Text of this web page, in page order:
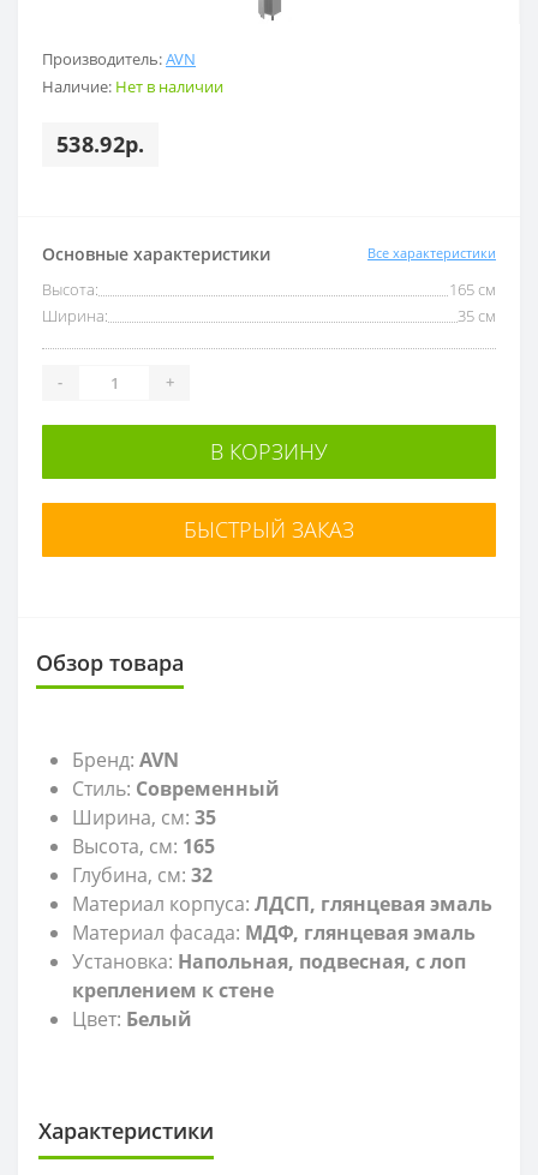
Производитель:AVN
Наличие: Нет в наличии
538.92р.
Основные характеристики Все характеристики
Высота:
165 см
Ширина:
35 см
- +
В КОРЗИНУ
БЫСТРЫЙ ЗАКАЗ
Обзор товара
Бренд: AVN
Стиль: Современный
Ширина, см: 35
Высота, см: 165
Глубина, см: 32
Материал корпуса: ЛДСП, глянцевая эмаль
Материал фасада: МДФ, глянцевая эмаль
Установка: Напольная, подвесная, с лоп
креплением к стене
Цвет: Белый
Характеристики